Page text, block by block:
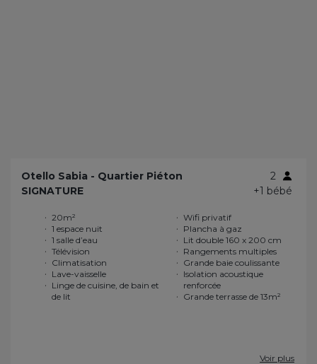
Otello Sabia - Quartier Piéton
2
+1 bébé
SIGNATURE
20m²
1 espace nuit
1 salle d’eau
Télévision
Climatisation
Lave-vaisselle
Linge de cuisine, de bain et
de lit
Wifi privatif
Plancha à gaz
Lit double 160 x 200 cm
Rangements multiples
Grande baie coulissante
Isolation acoustique
renforcée
Grande terrasse de 13m²
Voir plus